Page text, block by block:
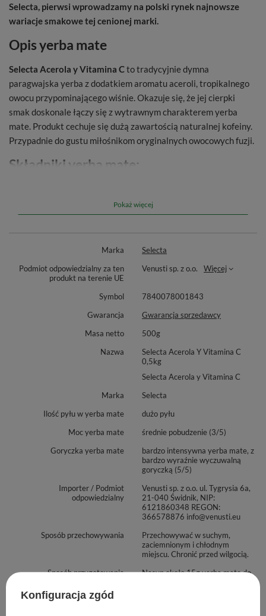
Selecta, pierwsi wprowadzamy na polski rynek najnowsze
wariacje smakowe tej cenionej marki.
Opis yerba mate
Selecta Acerola y Vitamina Cto tradycyjnie dymna
paragwajska yerba z dodatkiem aromatu aceroli, tropikalnego
owocu przypominającego wiśnie. Okazuje się, że jej cierpki
smak doskonale łączy się z wytrawnym charakterem yerba
mate. Produkt cechuje się dużą zawartością naturalnej kofeiny.
Przypadnie do gustu miłośnikom oryginalnych owocowych fuzji.
Składniki yerba mate:
Smak i aromat yerba mate
Harmonijne połączenie tradycyjnej goryczkowej yerba mate i
kwaskowatego smaku aceroli. Orzeźwiający charakter sprawia,
że będzie świetna zarówno na zimno, jak i na ciepło.
Dodatkowe informacje
Jesteśmy oficjalnym dystrybutorem marki Selecta. Kupując u
nas, masz pewność, że trafi do Ciebie oryginalny produkt
Pokaż więcej
Marka
Selecta
Podmiot odpowiedzialny za ten
produkt na terenie UE
Venusti sp. z o.o. Więcej
Symbol
7840078001843
Gwarancja
Gwarancja sprzedawcy
Masa netto
500g
Nazwa
Selecta Acerola Y Vitamina C
0,5kg
Selecta Acerola y Vitamina C
Marka
Selecta
Ilość pyłu w yerba mate
dużo pyłu
Moc yerba mate
średnie pobudzenie (3/5)
Goryczka yerba mate
bardzo intensywna yerba mate, z
bardzo wyraźnie wyczuwalną
goryczką (5/5)
Importer / Podmiot
odpowiedzialny
Venusti sp. z o.o. ul. Tygrysia 6a,
21-040 Świdnik, NIP:
6121860348 REGON:
366578876 info@venusti.eu
Sposób przechowywania
Przechowywać w suchym,
zaciemnionym i chłodnym
miejscu. Chronić przed wilgocią.
Sposób przygotowania
Nasyp około 15g yerba mate do
Konfiguracja zgód